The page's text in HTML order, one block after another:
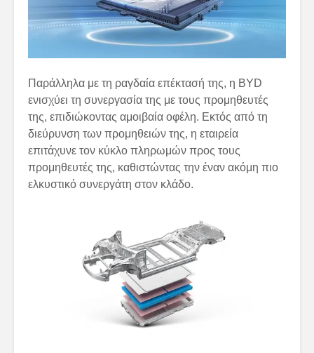
Παράλληλα με τη ραγδαία επέκτασή της, η BYD
ενισχύει τη συνεργασία της με τους προμηθευτές
της, επιδιώκοντας αμοιβαία οφέλη. Εκτός από τη
διεύρυνση των προμηθειών της, η εταιρεία
επιτάχυνε τον κύκλο πληρωμών προς τους
προμηθευτές της, καθιστώντας την έναν ακόμη πιο
ελκυστικό συνεργάτη στον κλάδο.